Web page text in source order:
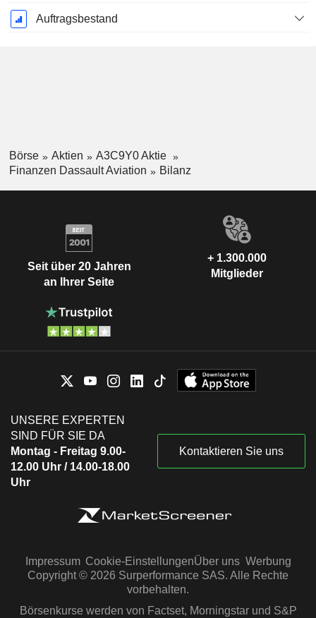
Auftragsbestand
Börse Aktien
A3C9Y0 Aktie
Finanzen Dassault Aviation
Bilanz
Seit über 20 Jahren
an Ihrer Seite
+ 1.300.000
Mitglieder
UNSERE EXPERTEN
SIND FÜR SIE DA
Montag - Freitag 9.00-
12.00 Uhr / 14.00-18.00
Uhr
Kontaktieren Sie uns
Impressum Cookie-EinstellungenÜber uns Werbung
Copyright © 2026 Surperformance SAS. Alle Rechte
vorbehalten.
Börsenkurse werden von Factset, Morningstar und S&P